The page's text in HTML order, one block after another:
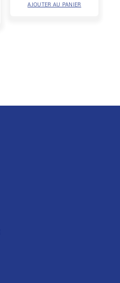
AJOUTER AU PANIER